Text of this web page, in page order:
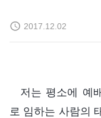
2017.12.02
저는 평소에 예
로 임하는 사람의